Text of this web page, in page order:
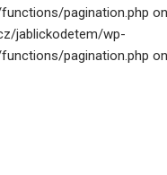
pagination.php
jablickodetem/wp-
pagination.php